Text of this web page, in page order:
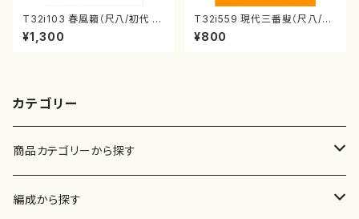
T32i103 春風籟（尺八/初代 石
垣征山/尺八/都山式譜）都山流
公刊楽譜曲番:552
¥1,300
T32i559 現代三番叟（尺八/杵
屋正邦/楽譜）都山流公刊楽譜曲
番:2269
¥800
カテゴリー
商品カテゴリーから探す
楽譜
編成から探す